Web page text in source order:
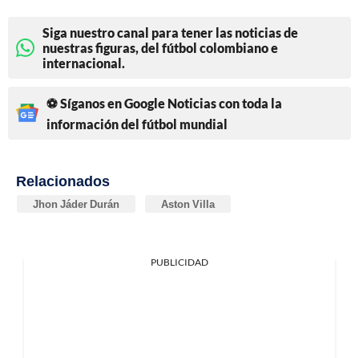
Siga nuestro canal para tener las noticias de
nuestras figuras, del fútbol colombiano e
internacional.
⚽ Síganos en Google Noticias con toda la
información del fútbol mundial
Relacionados
Jhon Jáder Durán Aston Villa
PUBLICIDAD